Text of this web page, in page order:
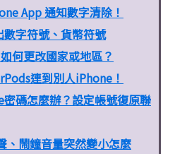
App 通知數字清除！
字符號、貨幣符號
何更改國家或地區？
連到別人iPhone！
碼怎麼辦？設定帳號復原聯
、鬧鐘音量突然變小怎麼